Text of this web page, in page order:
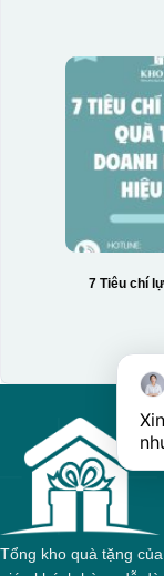
Hộp xi 3 hũ
7 Tiêu chí
Tổng kho quà tặng